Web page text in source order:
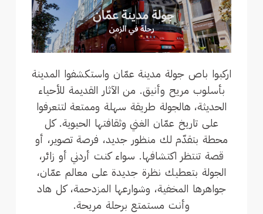
اركبوا باص جولة مدينة عمّان واستكشفوا المدينة
بأسلوب مريح وأنيق. من الآثار القديمة للأحياء
الحديثة، هالجولة طريقة سهلة وممتعة لتتعرفوا
على تاريخ عمّان الغني وثقافتها الحيوية. كل
محطة بتقدّم لك منظور جديد، فرصة تصوير، أو
قصة تنتظر اكتشافها. سواء كنت أردني أو زائر،
الجولة بتعطيك نظرة جديدة على معالم عمّان،
جواهرها المخفية، وشوارعها المزدحمة، كل هاد
وأنت مستمتع برحلة مريحة.